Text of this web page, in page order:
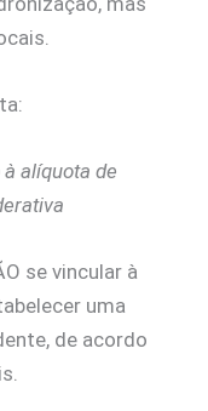
à alíquota de
se vincular à
uma
de acordo